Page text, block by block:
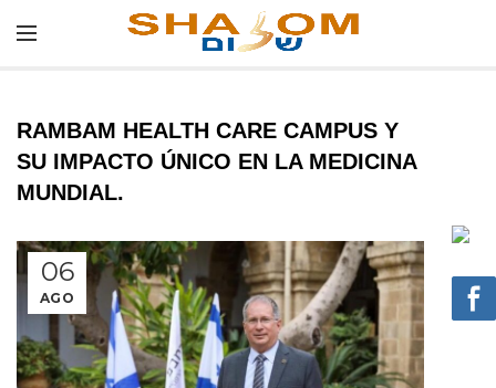
RAMBAM HEALTH CARE CAMPUS Y
SU IMPACTO ÚNICO EN LA MEDICINA
MUNDIAL.
06
AGO